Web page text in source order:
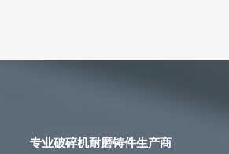
专业破碎机耐磨铸件生产商